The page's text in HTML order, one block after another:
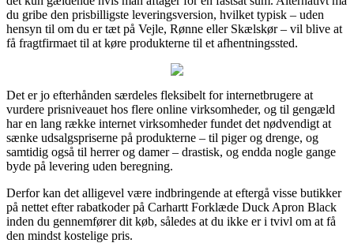
du gribe den prisbilligste leveringsversion, hvilket typisk – uden
hensyn til om du er tæt på Vejle, Rønne eller Skælskør – vil blive at
få fragtfirmaet til at køre produkterne til et afhentningssted.
Det er jo efterhånden særdeles fleksibelt for internetbrugere at
vurdere prisniveauet hos flere online virksomheder, og til gengæld
har en lang række internet virksomheder fundet det nødvendigt at
sænke udsalgspriserne på produkterne – til piger og drenge, og
samtidig også til herrer og damer – drastisk, og endda nogle gange
byde på levering uden beregning.
Derfor kan det alligevel være indbringende at eftergå visse butikker
på nettet efter rabatkoder på Carhartt Forklæde Duck Apron Black
inden du gennemfører dit køb, således at du ikke er i tvivl om at få
den mindst kostelige pris.